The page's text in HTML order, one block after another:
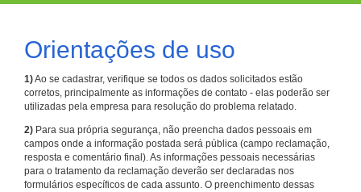
Orientações de uso
1)Ao se cadastrar, verifique se todos os dados solicitados estão
corretos, principalmente as informações de contato - elas poderão ser
utilizadas pela empresa para resolução do problema relatado.
2) Para sua própria segurança, não preencha dados pessoais em
campos onde a informação postada será pública (campo reclamação,
resposta e comentário final). As informações pessoais necessárias
para o tratamento da reclamação deverão ser declaradas nos
formulários específicos de cada assunto. O preenchimento dessas